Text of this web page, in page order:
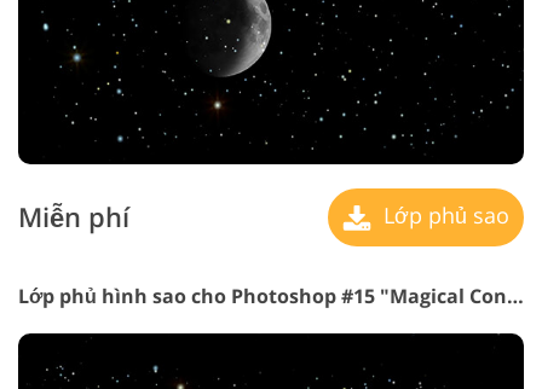
Miễn phí Lớp phủ sao
Lớp phủ hình sao cho Photoshop #15 "Magical Constellations"